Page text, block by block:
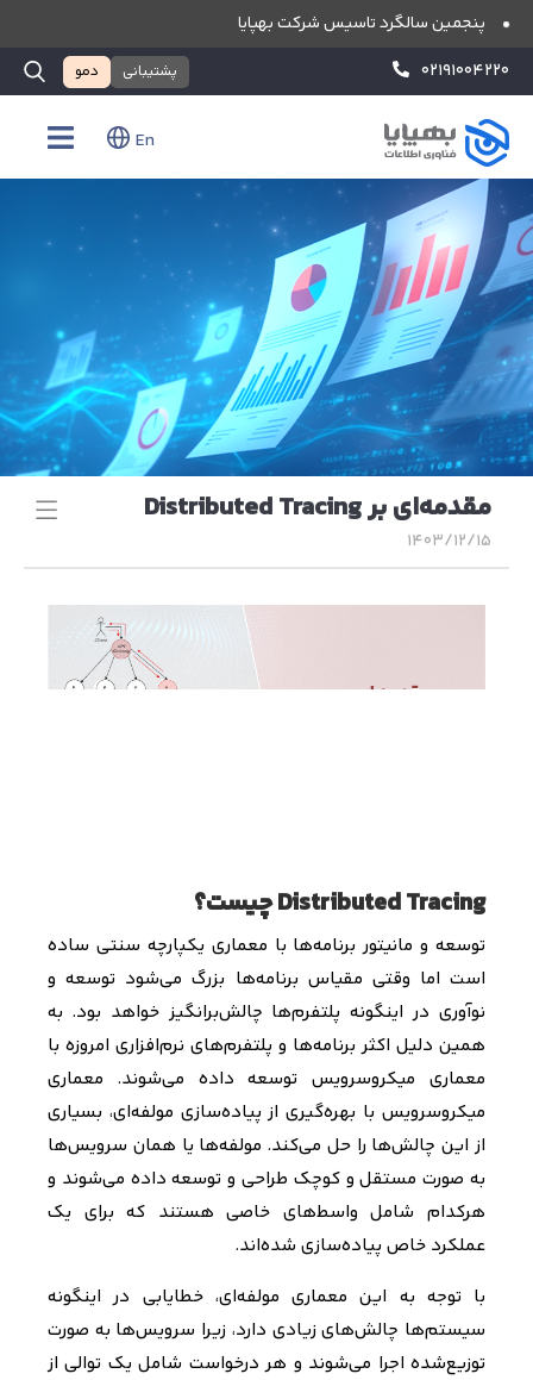
پنجمین سالگرد تاسیس شرکت بهپایا
۰۲۱۹۱۰۰۴۲۲۰
پشتیبانی دمو
En
مقدمه‌ای بر Distributed Tracing
۱۴۰۳/۱۲/۱۵
Distributed Tracing چیست؟
توسعه و مانیتور برنامه‌ها با معماری یکپارچه سنتی ساده
است اما وقتی مقیاس برنامه‌ها بزرگ می‌شود توسعه و
نو‌آوری در اینگونه پلتفرم‌ها چالش‌برانگیز خواهد بود. به
همین دلیل اکثر برنامه‌ها و پلتفرم‌های نرم‌افزاری امروزه با
معماری میکروسرویس توسعه داده می‌شوند. معماری
میکروسرویس با بهره‌گیری از پیاده‌سازی مولفه‌ای، بسیاری
از این چالش‌ها را حل می‌کند. مولفه‌ها یا همان سرویس‌ها
به صورت مستقل و کوچک طراحی و توسعه داده می‌شوند و
هرکدام شامل واسط‌های خاصی هستند که برای یک
عملکرد خاص پیاده‌سازی شده‌اند.
با توجه به این معماری مولفه‌ای، خطایابی در اینگونه
سیستم‌ها چالش‌های زیادی دارد، زیرا سرویس‌ها به صورت
توزیع‌شده اجرا می‌شوند و هر درخواست‌ شامل یک توالی از